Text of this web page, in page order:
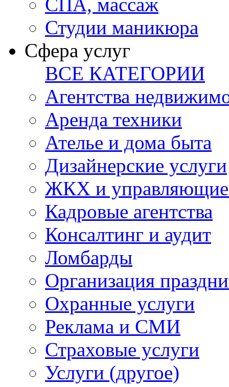
Студии маникюра
Сфера услуг
ВСЕ КАТЕГОРИИ
Агентства
Аренда техники
Ателье и дома быта
Дизайнерские услуги
ЖКХ и управляющие
Кадровые агентства
Консалтинг и аудит
Ломбарды
Организация
Охранные услуги
Реклама и СМИ
Страховые услуги
Услуги (другое)